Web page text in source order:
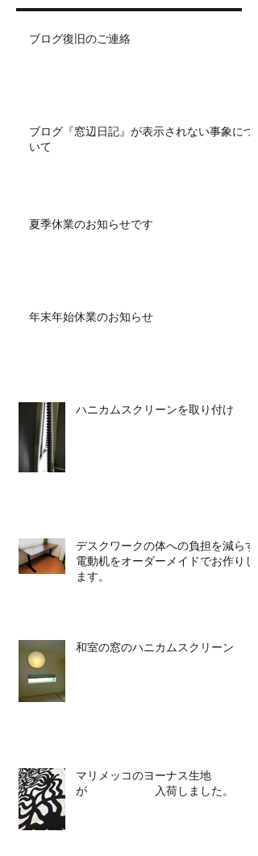
ブログ復旧のご連絡
ブログ『窓辺日記』が表示されない事象につ
いて
夏季休業のお知らせです
年末年始休業のお知らせ
ハニカムスクリーンを取り付け
デスクワークの体への負担を減らす
電動机をオーダーメイドでお作りし
ます。
和室の窓のハニカムスクリーン
マリメッコのヨーナス生地
が 入荷しました。